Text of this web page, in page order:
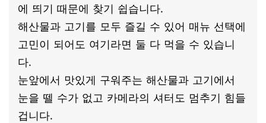
에 띄기 때문에 찾기 쉽습니다.
해산물과 고기를 모두 즐길 수 있어 매뉴 선택에
고민이 되어도 여기라면 둘 다 먹을 수 있습니
다.
눈앞에서 맛있게 구워주는 해산물과 고기에서
눈을 뗄 수가 없고 카메라의 셔터도 멈추기 힘들
겁니다.